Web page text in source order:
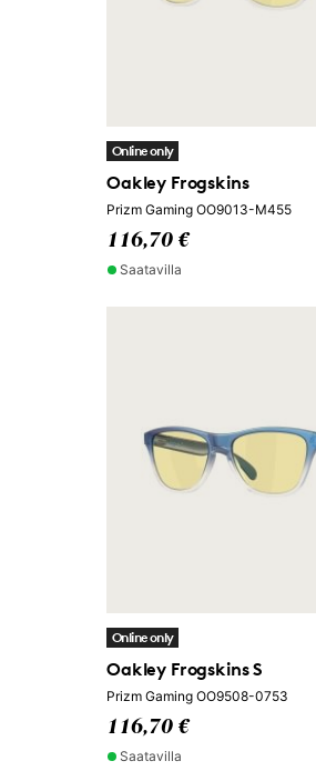
Online only
Oakley Frogskins
Prizm Gaming OO9013-M455
116,70 €
Saatavilla
Online only
Oakley Frogskins S
Prizm Gaming OO9508-0753
116,70 €
Saatavilla